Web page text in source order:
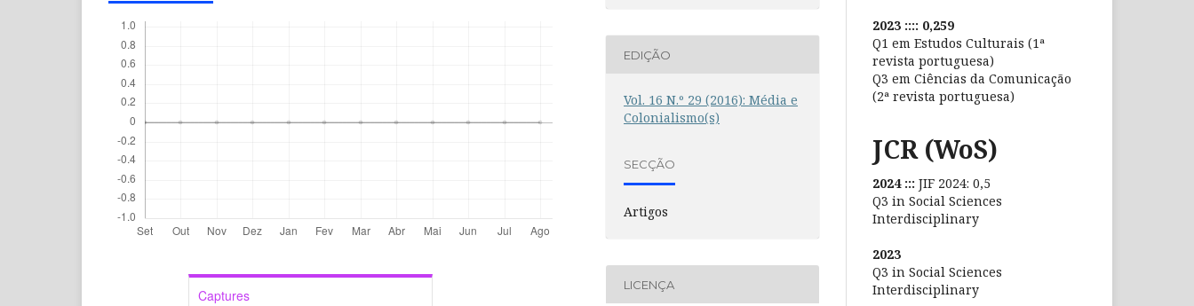
Captures
EDIÇÃO
Vol. 16 N.º 29 (2016): Média e
Colonialismo(s)
SECÇÃO
Artigos
LICENÇA
2023 :::: 0,259
Q1 em Estudos Culturais (1ª
revista portuguesa)
Q3 em Ciências da Comunicação
(2ª revista portuguesa)
JCR (WoS)
2024 ::: JIF 2024: 0,5
Q3 in Social Sciences
Interdisciplinary
2023
Q3 in Social Sciences
Interdisciplinary